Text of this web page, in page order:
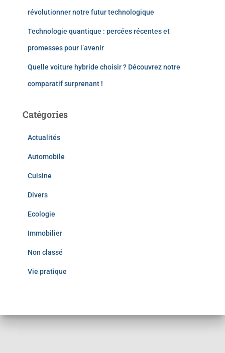
révolutionner notre futur technologique
Technologie quantique : percées récentes et
promesses pour l’avenir
Quelle voiture hybride choisir ? Découvrez notre
comparatif surprenant !
Catégories
Actualités
Automobile
Cuisine
Divers
Ecologie
Immobilier
Non classé
Vie pratique